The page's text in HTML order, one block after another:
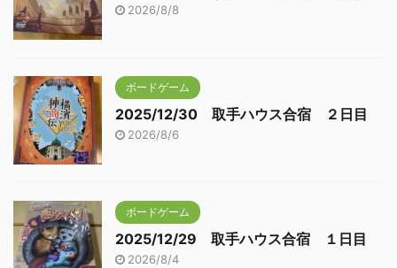
2026/8/8
ボードゲーム
2025/12/30 取手ハウス合宿 ２日目
2026/8/6
ボードゲーム
2025/12/29 取手ハウス合宿 １日目
2026/8/4